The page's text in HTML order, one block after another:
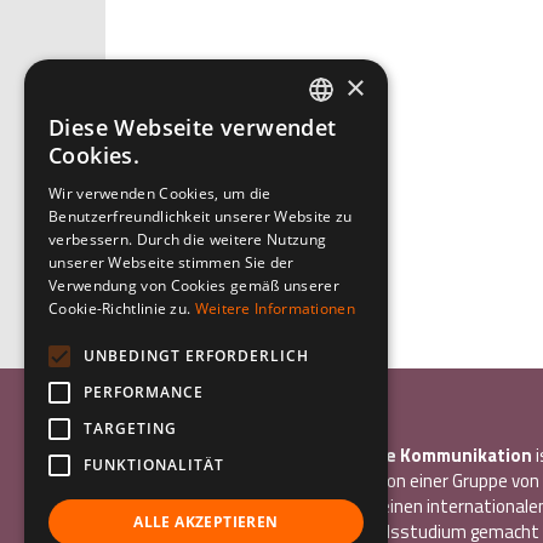
Associazione Inco
InCo – Verein für Interkulturelle Kommunikation
gemeinnütziger Verein, der 2004 von einer Gruppe
gegründet wurde, die alle bereits einen
Freiwilligendienst oder ein Auslandsstudium
ITALIAN
GERMAN
×
Diese Webseite verwendet
Cookies.
Wir verwenden Cookies, um die
Benutzerfreundlichkeit unserer Website zu
verbessern. Durch die weitere Nutzung
unserer Webseite stimmen Sie der
Verwendung von Cookies gemäß unserer
Cookie-Richtlinie zu. Weitere Informationen
UNBEDINGT ERFORDERLICH
PERFORMANCE
TARGETING
FUNKTIONALITÄT
ALLE AKZEPTIEREN